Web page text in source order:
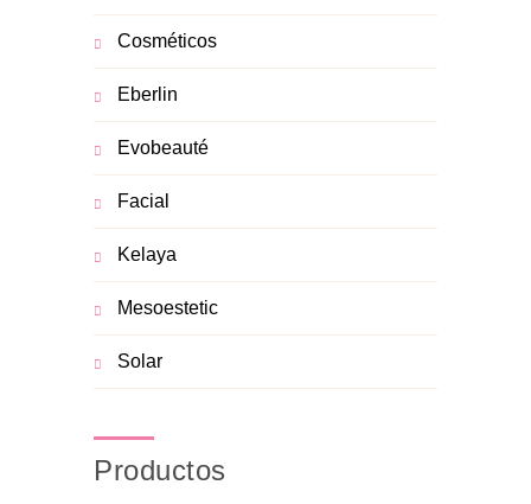
Cosméticos
Eberlin
Evobeauté
Facial
Kelaya
Mesoestetic
Solar
Productos